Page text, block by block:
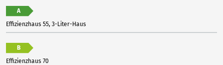
A
Effizienzhaus 55, 3-Liter-Haus
B
Effizienzhaus 70